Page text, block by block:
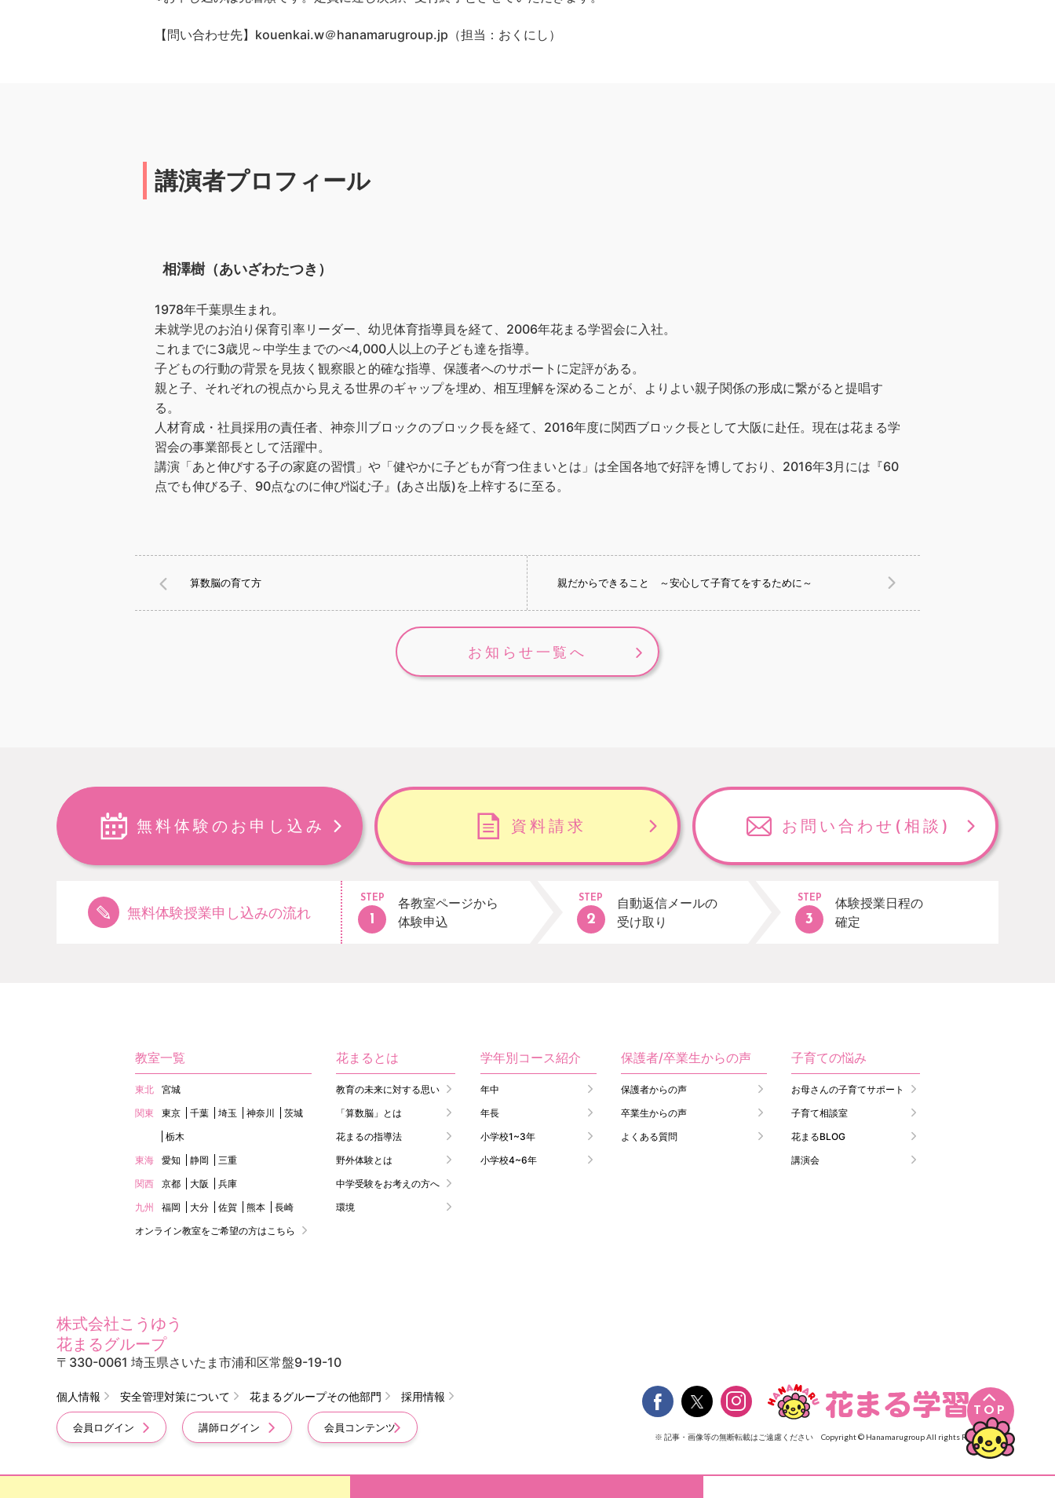
【問い合わせ先】kouenkai.w＠hanamarugroup.jp（担当：おくにし）
講演者プロフィール
相澤樹（あいざわたつき）
1978年千葉県生まれ。
未就学児のお泊り保育引率リーダー、幼児体育指導員を経て、2006年花まる学習会に入社。
これまでに3歳児～中学生までのべ4,000人以上の子ども達を指導。
子どもの行動の背景を見抜く観察眼と的確な指導、保護者へのサポートに定評がある。
親と子、それぞれの視点から見える世界のギャップを埋め、相互理解を深めることが、よりよい親子関係の形成に繋がると提唱す
る。
人材育成・社員採用の責任者、神奈川ブロックのブロック長を経て、2016年度に関西ブロック長として大阪に赴任。現在は花まる学
習会の事業部長として活躍中。
講演「あと伸びする子の家庭の習慣」や「健やかに子どもが育つ住まいとは」は全国各地で好評を博しており、2016年3月には『60
点でも伸びる子、90点なのに伸び悩む子』(あさ出版)を上梓するに至る。
算数脳の育て方 親だからできること ～安心して子育てをするために～
お知らせ一覧へ
無料体験のお申し込み 資料請求 お問い合わせ (相談)
無料体験授業申し込みの流れ
STEP
各教室ページから
体験申込
STEP
自動返信メールの
受け取り
STEP
体験授業日程の
確定
TOP
教室一覧
東北
宮城
関東
東京 千葉 埼玉 神奈川
茨城
栃木
東海
愛知 静岡
三重
関西
京都 大阪
兵庫
九州
福岡 大分 佐賀 熊本
長崎
オンライン教室をご希望の方はこちら
花まるとは
教育の未来に対する思い
「算数脳」とは
花まるの指導法
野外体験とは
中学受験をお考えの方へ
環境
学年別コース紹介
年中
年長
小学校1~3年
小学校4~6年
保護者/卒業生からの声
保護者からの声
卒業生からの声
よくある質問
子育ての悩み
お母さんの子育てサポート
子育て相談室
花まるBLOG
講演会
株式会社こうゆう
花まるグループ
〒330-0061 埼玉県さいたま市浦和区常盤9-19-10
個人情報 安全管理対策について 花まるグループその他部門 採用情報
会員ログイン 講師ログイン 会員コンテンツ
 
※ 記事・画像等の無断転載はご遠慮ください Copyright © Hanamarugroup All rights Reserved.